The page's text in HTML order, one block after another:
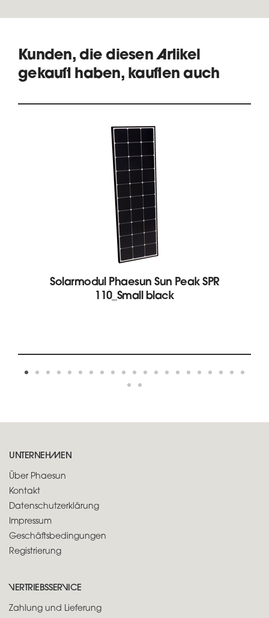
Kunden, die diesen Artikel
gekauft haben, kauften auch
Solarmodul Phaesun Sun Peak SPR
110_Small black
UNTERNEHMEN
Über Phaesun
Kontakt
Datenschutzerklärung
Impressum
Geschäftsbedingungen
Registrierung
VERTRIEBSSERVICE
Zahlung und Lieferung